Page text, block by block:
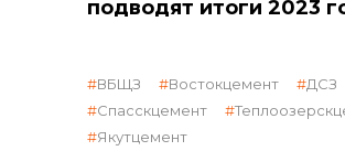
объявленные закупки
подводят итоги 2023
ВБЩЗ Востокцемент
ДСЗ
Спасскцемент
Якутцемент